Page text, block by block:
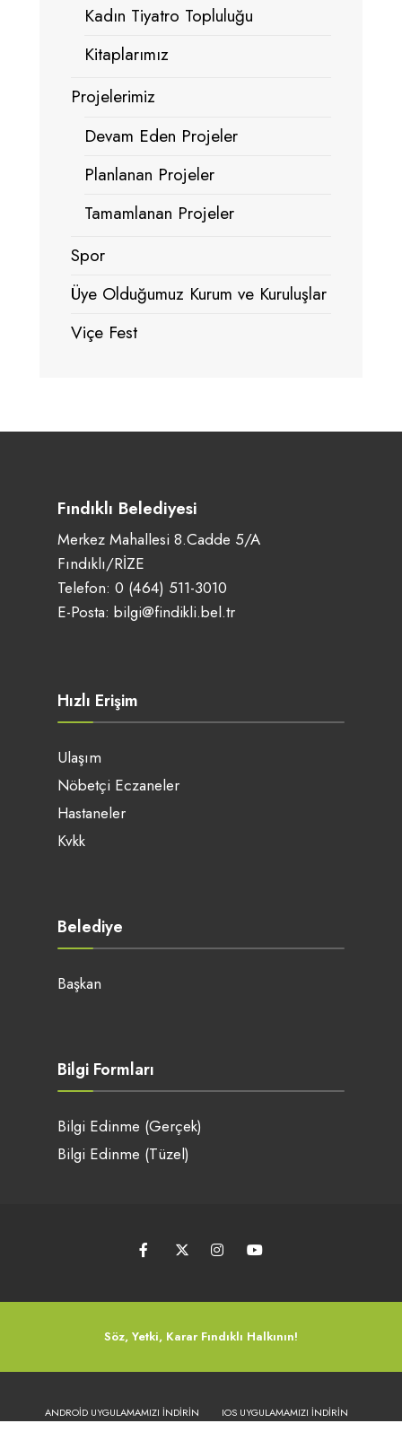
Kadın Tiyatro Topluluğu
Kitaplarımız
Projelerimiz
Devam Eden Projeler
Planlanan Projeler
Tamamlanan Projeler
Spor
Üye Olduğumuz Kurum ve Kuruluşlar
Viçe Fest
Fındıklı Belediyesi
Merkez Mahallesi 8.Cadde 5/A
Fındıklı/RİZE
Telefon: 0 (464) 511-3010
E-Posta: bilgi@findikli.bel.tr
Hızlı Erişim
Ulaşım
Nöbetçi Eczaneler
Hastaneler
Kvkk
Belediye
Başkan
Bilgi Formları
Bilgi Edinme (Gerçek)
Bilgi Edinme (Tüzel)
Söz, Yetki, Karar Fındıklı Halkının!
ANDROID UYGULAMAMIZI İNDIRIN IOS UYGULAMAMIZI İNDIRIN